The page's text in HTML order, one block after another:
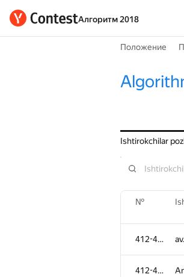
Алгоритм 2018
Положение
Ishtirokchilar
№
412-484
412-484